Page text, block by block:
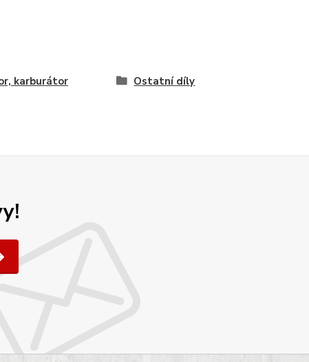
karburátor Ostatní díly